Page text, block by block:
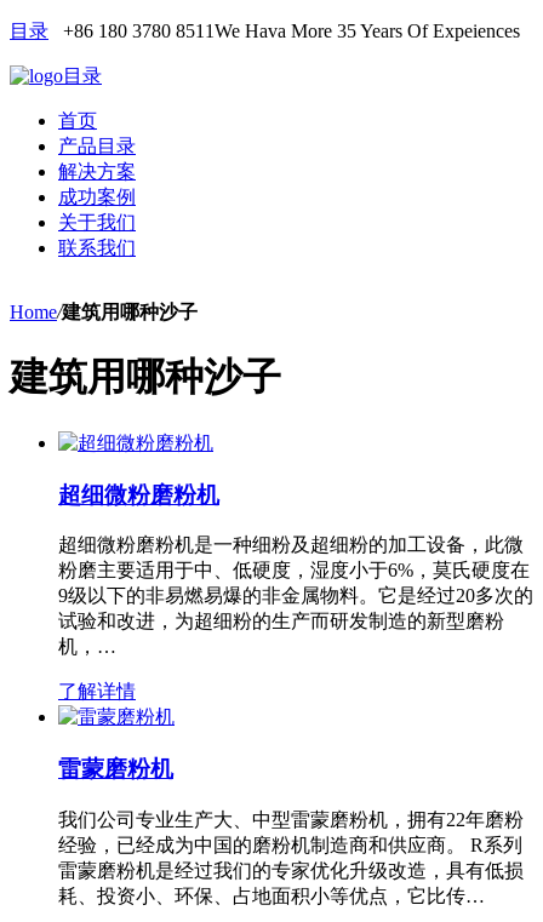
目录 +86 180 3780 8511We Hava More 35 Years Of Expeiences
目录
首页
产品目录
解决方案
成功案例
关于我们
联系我们
Home/建筑用哪种沙子
建筑用哪种沙子
超细微粉磨粉机
超细微粉磨粉机是一种细粉及超细粉的加工设备，此微
粉磨主要适用于中、低硬度，湿度小于6%，莫氏硬度在
9级以下的非易燃易爆的非金属物料。它是经过20多次的
试验和改进，为超细粉的生产而研发制造的新型磨粉
机，…
了解详情
雷蒙磨粉机
我们公司专业生产大、中型雷蒙磨粉机，拥有22年磨粉
经验，已经成为中国的磨粉机制造商和供应商。 R系列
雷蒙磨粉机是经过我们的专家优化升级改造，具有低损
耗、投资小、环保、占地面积小等优点，它比传…